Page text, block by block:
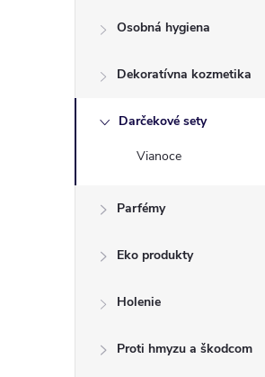
Osobná hygiena
Dekoratívna kozmetika
Darčekové sety
Vianoce
Parfémy
Eko produkty
Holenie
Proti hmyzu a škodcom